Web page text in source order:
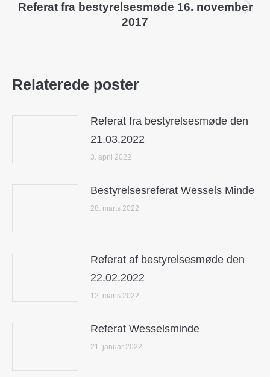
Next
Referat fra bestyrelsesmøde 16. november
2017
Relaterede poster
Referat fra bestyrelsesmøde den
21.03.2022
3. april 2022
Bestyrelsesreferat Wessels Minde
28. marts 2022
Referat af bestyrelsesmøde den
22.02.2022
12. marts 2022
Referat Wesselsminde
21. januar 2022